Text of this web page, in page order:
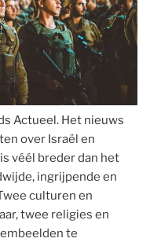
Actueel. Het nieuws
over Israël en
véél breder dan het
ingrijpende en
culturen en
twee religies en
te